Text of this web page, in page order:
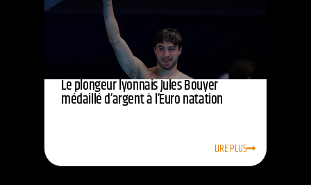
Le plongeur lyonnais Jules Bouyer
médaillé d’argent à l’Euro natation
LIRE PLUS